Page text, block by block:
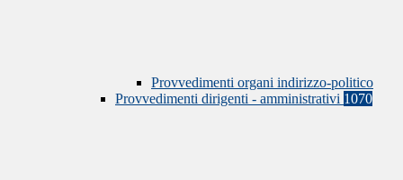
Provvedimenti organi indirizzo-politico
Provvedimenti dirigenti - amministrativi 1070